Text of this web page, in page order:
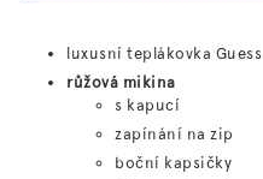
luxusní teplákovka Guess
růžová mikina
s kapucí
zapínání na zip
boční kapsičky